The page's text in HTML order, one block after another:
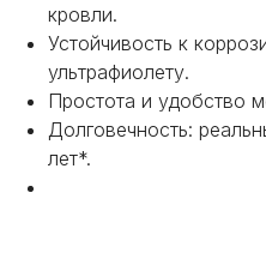
кровли.
Устойчивость к
ультрафиолету.
Простота и удобство
Долговечность:
лет*.
+7